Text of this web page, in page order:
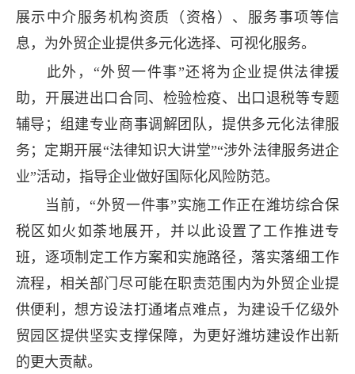
展示中介服务机构资质（资格）、服务事项等信
息，为外贸企业提供多元化选择、可视化服务。
此外，“外贸一件事”还将为企业提供法律援
助，开展进出口合同、检验检疫、出口退税等专题
辅导；组建专业商事调解团队，提供多元化法律服
务；定期开展“法律知识大讲堂”“涉外法律服务进企
业”活动，指导企业做好国际化风险防范。
当前，“外贸一件事”实施工作正在潍坊综合保
税区如火如荼地展开，并以此设置了工作推进专
班，逐项制定工作方案和实施路径，落实落细工作
流程，相关部门尽可能在职责范围内为外贸企业提
供便利，想方设法打通堵点难点，为建设千亿级外
贸园区提供坚实支撑保障，为更好潍坊建设作出新
的更大贡献。